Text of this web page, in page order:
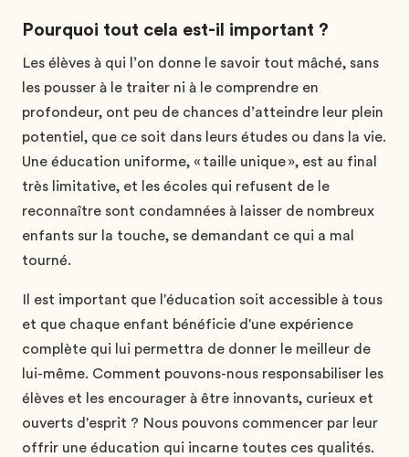
Pourquoi tout cela est-il important ?
Les élèves à qui l’on donne le savoir tout mâché, sans
les pousser à le traiter ni à le comprendre en
profondeur, ont peu de chances d’atteindre leur plein
potentiel, que ce soit dans leurs études ou dans la vie.
Une éducation uniforme, « taille unique », est au final
très limitative, et les écoles qui refusent de le
reconnaître sont condamnées à laisser de nombreux
enfants sur la touche, se demandant ce qui a mal
tourné.
Il est important que l'éducation soit accessible à tous
et que chaque enfant bénéficie d'une expérience
complète qui lui permettra de donner le meilleur de
lui-même. Comment pouvons-nous responsabiliser les
élèves et les encourager à être innovants, curieux et
ouverts d'esprit ? Nous pouvons commencer par leur
offrir une éducation qui incarne toutes ces qualités.